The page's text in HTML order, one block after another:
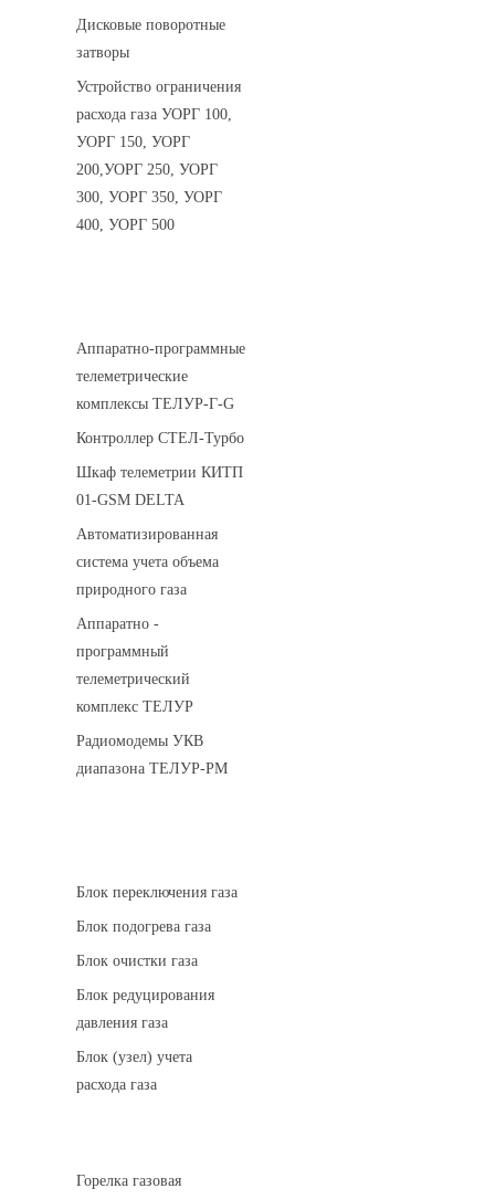
Дисковые поворотные
затворы
Устройство ограничения
расхода газа УОРГ 100,
УОРГ 150, УОРГ
200,УОРГ 250, УОРГ
300, УОРГ 350, УОРГ
400, УОРГ 500
Аппаратно-программные
телеметрические
комплексы ТЕЛУР-Г-G
Контроллер СТЕЛ-Турбо
Шкаф телеметрии КИТП
01-GSM DELTA
Автоматизированная
система учета объема
природного газа
Аппаратно -
программный
телеметрический
комплекс ТЕЛУР
Радиомодемы УКВ
диапазона ТЕЛУР-РМ
Блок переключения газа
Блок подогрева газа
Блок очистки газа
Блок редуцирования
давления газа
Блок (узел) учета
расхода газа
Горелка газовая